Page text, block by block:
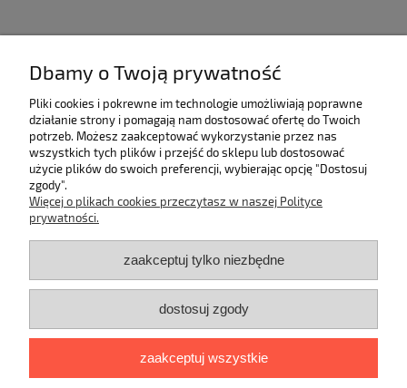
Kategorie
Pomoc
Moje konto
Płatności i dostawa
O nas
Dane kontaktowe
Mali Modnisie Paderewskiego 2/26; 80-170 Gdańsk
Zadzwoń
Dbamy o Twoją prywatność
Pliki cookies i pokrewne im technologie umożliwiają poprawne
działanie strony i pomagają nam dostosować ofertę do Twoich
potrzeb. Możesz zaakceptować wykorzystanie przez nas
wszystkich tych plików i przejść do sklepu lub dostosować
użycie plików do swoich preferencji, wybierając opcję "Dostosuj
zgody".
Więcej o plikach cookies przeczytasz w naszej Polityce
prywatności.
zaakceptuj tylko niezbędne
dostosuj zgody
zaakceptuj wszystkie